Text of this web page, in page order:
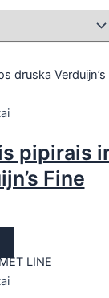
pipirais
Fine